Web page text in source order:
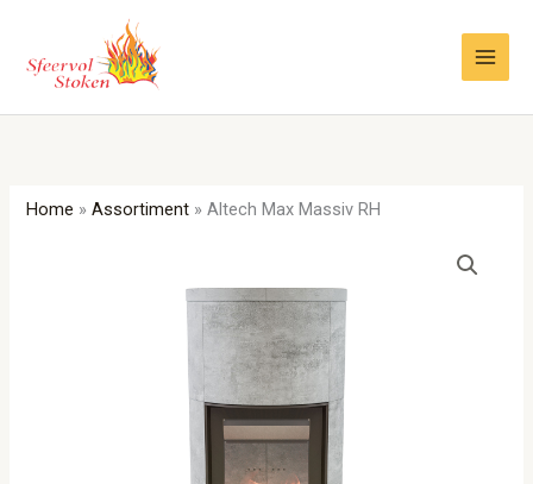
inhoud
Home »Assortiment »Altech Max Massiv RH